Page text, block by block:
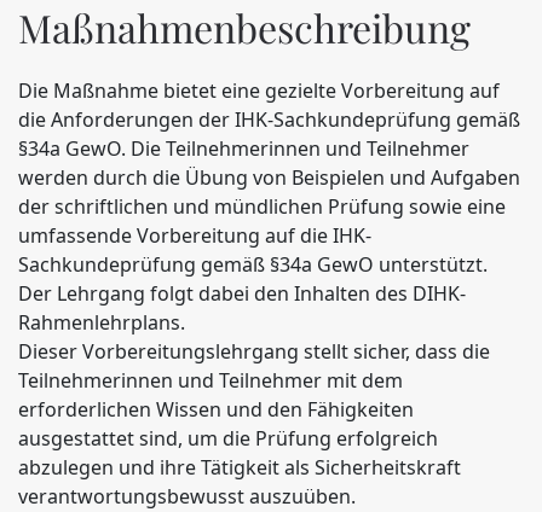
Maßnahmenbeschreibung
Die Maßnahme bietet eine gezielte Vorbereitung auf
die Anforderungen der IHK-Sachkundeprüfung gemäß
§34a GewO. Die Teilnehmerinnen und Teilnehmer
werden durch die Übung von Beispielen und Aufgaben
der schriftlichen und mündlichen Prüfung sowie eine
umfassende Vorbereitung auf die IHK-
Sachkundeprüfung gemäß §34a GewO unterstützt.
Der Lehrgang folgt dabei den Inhalten des DIHK-
Rahmenlehrplans.
Dieser Vorbereitungslehrgang stellt sicher, dass die
Teilnehmerinnen und Teilnehmer mit dem
erforderlichen Wissen und den Fähigkeiten
ausgestattet sind, um die Prüfung erfolgreich
abzulegen und ihre Tätigkeit als Sicherheitskraft
verantwortungsbewusst auszuüben.